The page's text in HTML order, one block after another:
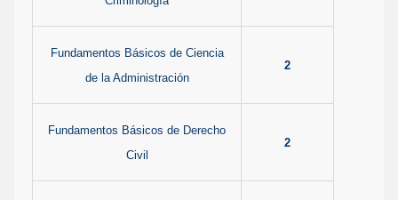
Fundamentos Básicos de Ciencia
de la Administración
2
Fundamentos Básicos de Derecho
Civil
2